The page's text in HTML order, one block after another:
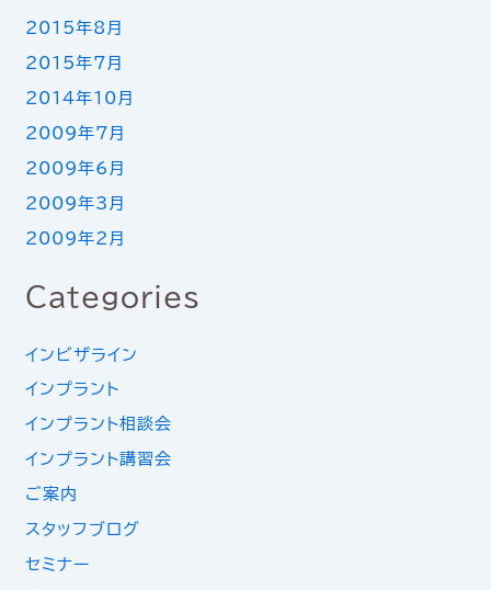
2015年8月
2015年7月
2014年10月
2009年7月
2009年6月
2009年3月
2009年2月
Categories
インビザライン
インプラント
インプラント相談会
インプラント講習会
ご案内
スタッフブログ
セミナー